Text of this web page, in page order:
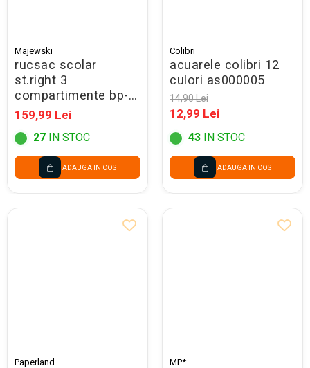
Majewski
rucsac scolar
st.right 3
compartimente bp-
26 purrfect love
697104
159,99 Lei
27 IN STOC
ADAUGA IN COS
Colibri
acuarele colibri 12
culori as000005
14,90 Lei
12,99 Lei
43 IN STOC
ADAUGA IN COS
Paperland MP*